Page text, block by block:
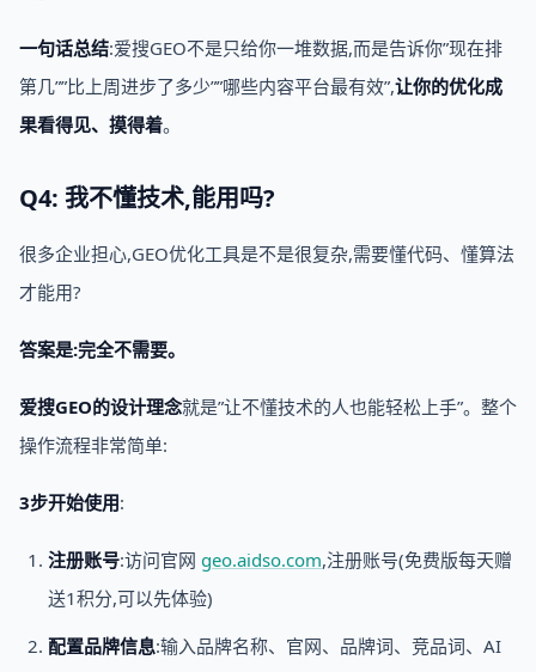
一句话总结:爱搜GEO不是只给你一堆数据,而是告诉你”现在排
第几””比上周进步了多少””哪些内容平台最有效”,让你的优化成
果看得见、摸得着。
Q4: 我不懂技术,能用吗?
很多企业担心,GEO优化工具是不是很复杂,需要懂代码、懂算法
才能用?
答案是:完全不需要。
爱搜GEO的设计理念就是”让不懂技术的人也能轻松上手”。整个
操作流程非常简单:
3步开始使用:
注册账号:访问官网 geo.aidso.com,注册账号(免费版每天赠
送1积分,可以先体验)
配置品牌信息:输入品牌名称、官网、品牌词、竞品词、AI